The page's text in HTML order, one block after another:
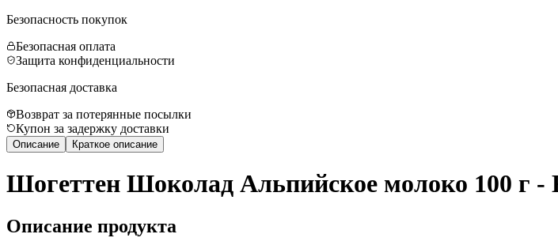
Безопасность покупок
Безопасная оплата
Защита конфиденциальности
Безопасная доставка
Возврат за потерянные посылки
Купон за задержку доставки
Описание Краткое описание
Шогеттен Шоколад Альпийское молоко 100 г -
Описание продукта